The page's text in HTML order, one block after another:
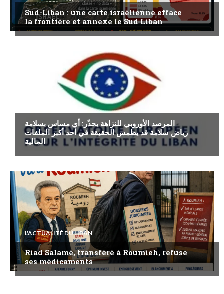
Sud-Liban : une carte israélienne efface
la frontière et annexe le Sud Liban
المرصد الأوروبي للنزاهة يحذّر: أي مساس بسلامة
رياض سلامة قد يطمس الحقيقة في أحد أكبر الملفات
المالية
L'ACTUALITÉ DU LIBAN
Riad Salamé, transféré à Roumieh, refuse
ses médicaments